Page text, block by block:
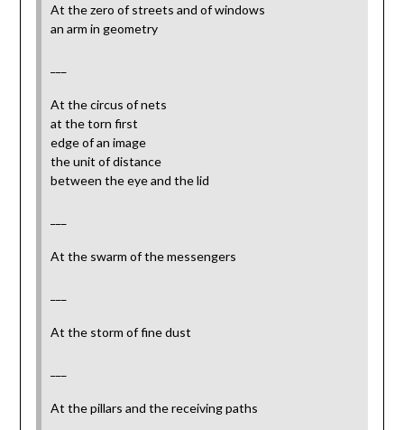
At the zero of streets and of windows
an arm in geometry
At the circus of nets
at the torn first
edge of an image
the unit of distance
between the eye and the lid
At the swarm of the messengers
At the storm of fine dust
At the pillars and the receiving paths